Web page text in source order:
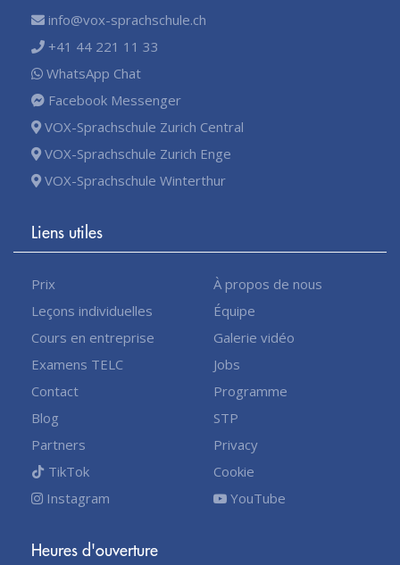
info@vox-sprachschule.ch
+41 44 221 11 33
WhatsApp Chat
Facebook Messenger
VOX-Sprachschule Zurich Central
VOX-Sprachschule Zurich Enge
VOX-Sprachschule Winterthur
Liens utiles
Prix
Leçons individuelles
Cours en entreprise
Examens TELC
Contact
Blog
Partners
TikTok
Instagram
À propos de nous
Équipe
Galerie vidéo
Jobs
Programme
STP
Privacy
Cookie
YouTube
Heures d'ouverture